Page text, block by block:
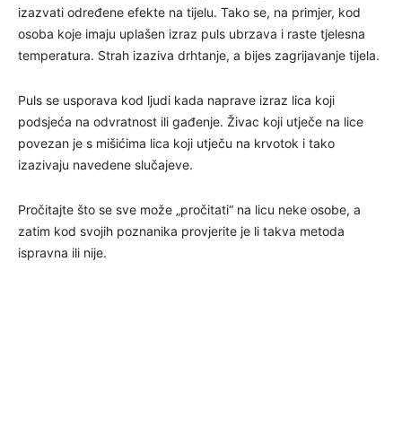
izazvati određene efekte na tijelu. Tako se, na primjer, kod
osoba koje imaju uplašen izraz puls ubrzava i raste tjelesna
temperatura. Strah izaziva drhtanje, a bijes zagrijavanje tijela.
Puls se usporava kod ljudi kada naprave izraz lica koji
podsjeća na odvratnost ili gađenje. Živac koji utječe na lice
povezan je s mišićima lica koji utječu na krvotok i tako
izazivaju navedene slučajeve.
Pročitajte što se sve može „pročitati“ na licu neke osobe, a
zatim kod svojih poznanika provjerite je li takva metoda
ispravna ili nije.